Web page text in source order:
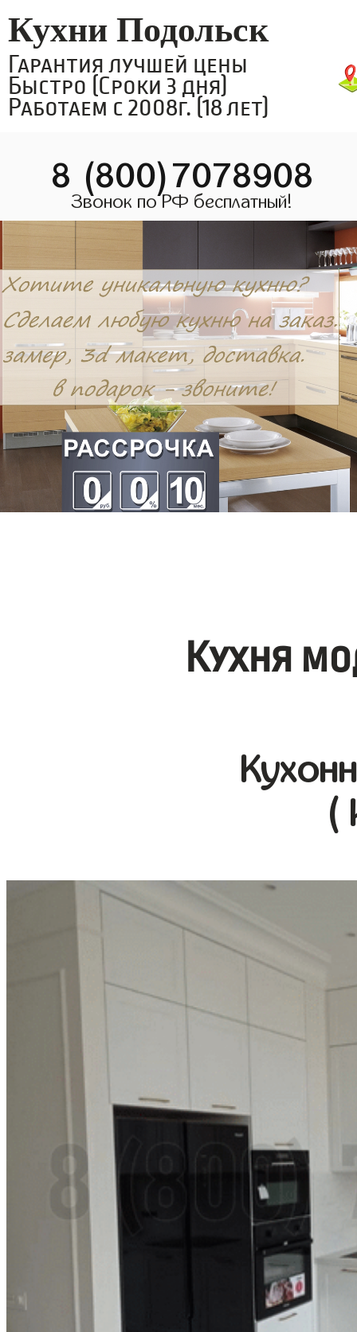
Кухни Подольск
Гарантия лучшей цены
Быстро (Сроки 3 дня)
Работаем с 2008г. (18 лет)
8 (800)7078908
Звонок по РФ бесплатный!
Кухня
(